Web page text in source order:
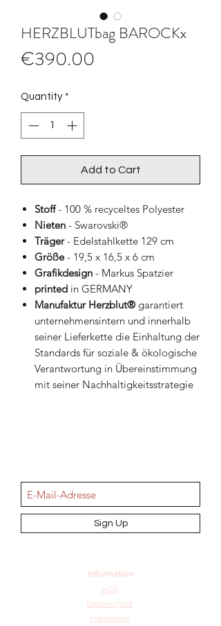
HERZBLUTbag BAROCKx
€390.00
Quantity *
Add to Cart
Stoff- 100 % recyceltes Polyester
Nieten - Swarovski®
Träger- Edelstahlkette 129 cm
Größe- 19,5 x 16,5 x 6 cm
Grafikdesign - Markus Spatzier
printed in GERMANY
Manufaktur Herzblut®garantiert
unternehmensintern und innerhalb
seiner Lieferkette die Einhaltung der
Standards für soziale & ökologische
Verantwortung in Übereinstimmung
mit seiner Nachhaltigkeitsstrategie
Sign Up
Information
AGB
Datenschutz
Impressum